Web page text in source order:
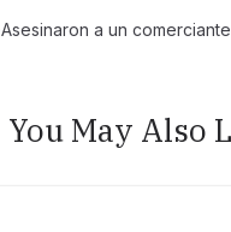
e
o
s
p
y
k
Asesinaron a un
You May Also